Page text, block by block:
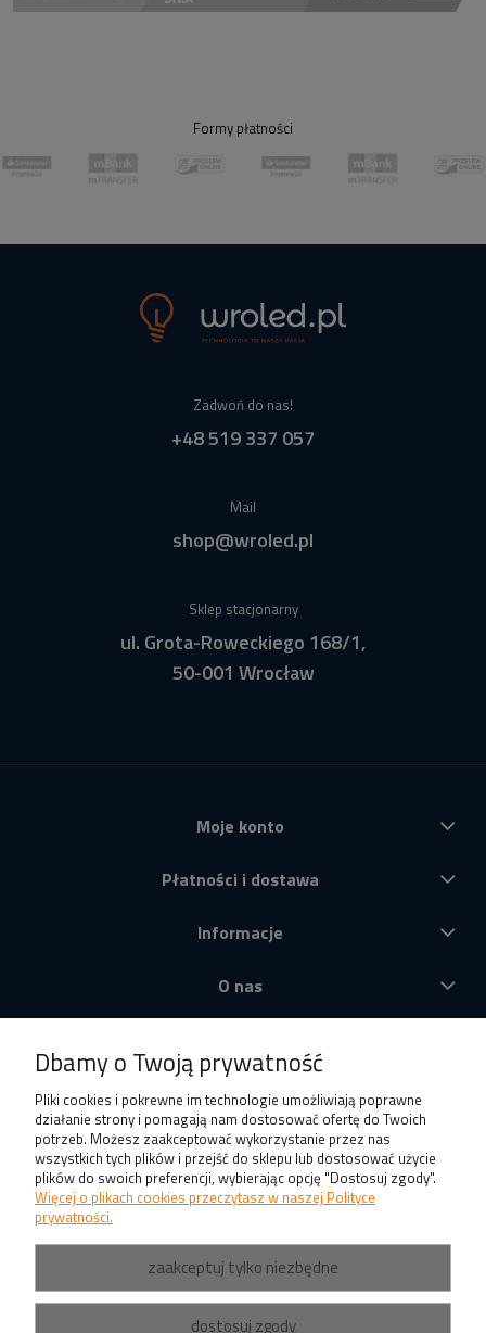
Formy płatności
Zadwoń do nas!
+48 519 337 057
Mail
shop@wroled.pl
Sklep stacjonarny
ul. Grota-Roweckiego 168/1,
50-001 Wrocław
Moje konto
Płatności i dostawa
Informacje
O nas
Dbamy o Twoją prywatność
Pliki cookies i pokrewne im technologie umożliwiają poprawne
działanie strony i pomagają nam dostosować ofertę do Twoich
potrzeb. Możesz zaakceptować wykorzystanie przez nas
wszystkich tych plików i przejść do sklepu lub dostosować użycie
plików do swoich preferencji, wybierając opcję "Dostosuj zgody".
Więcej o plikach cookies przeczytasz w naszej Polityce
prywatności.
zaakceptuj tylko niezbędne
dostosuj zgody